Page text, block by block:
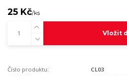
25 Kč/ks
Vložit
Číslo produktu:
CL03